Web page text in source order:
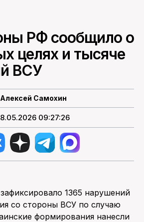
ПО САЙТУ
РФ сообщило о
целях и тысяче
ВСУ
Алексей Самохин
09:27:26
1365 нарушений
со стороны ВСУ по случаю
формирования нанесли